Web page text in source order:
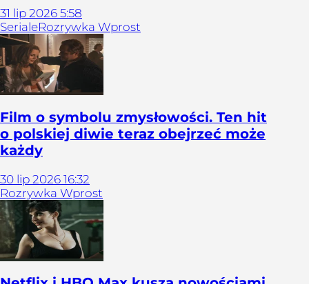
31 lip 2026 5:58
SerialeRozrywka Wprost
Film o symbolu zmysłowości. Ten hit
o polskiej diwie teraz obejrzeć może
każdy
30 lip 2026 16:32
Rozrywka Wprost